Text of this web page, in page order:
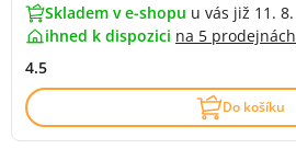
Skladem v e-shopu u vás již 11. 8.
ihned k dispozici na 5 prodejnách
4.5
Do košíku